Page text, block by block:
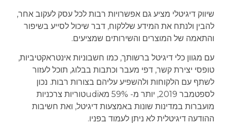
שיווק דיגיטלי מציע גם אפשרויות רבות לכל עסק לעקוב אחר,
להבין ולנתח את המידע שללקוח, דבר שיכול לסייע בשיפור
והתאמה של המוצרים והשירותים שמציעים.
עם מגוון כלי דיגיטל ברשותך, כמו חשבוניות אינטראקטיביות,
טופסי יצירת קשר, דפי מעבר וכתבות בבלוג, תוכל לעזור
לשתף עם הלקוחות ולהשפיע עליהם בצורות רבות. נכון
לספטמבר 2019, יותר מ- 59% מאudiטוריות צרכניות
מועברות במדינות שונות באמצעות דיגיטל, ואת חשיבות
ההודעה דיגיטלית לא ניתן לעמוד בפניו.